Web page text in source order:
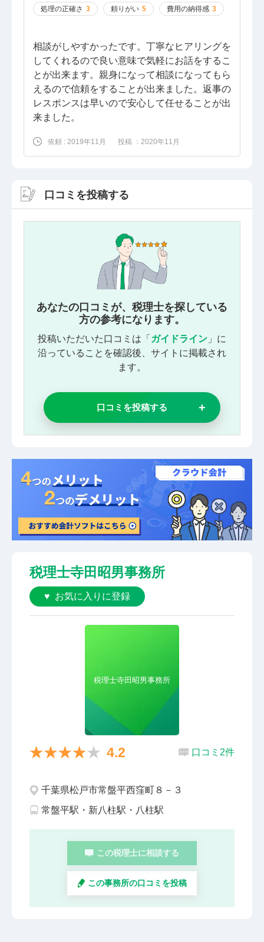
処理の正確さ 3 頼りがい 5 費用の納得感 3
相談がしやすかったです。丁寧なヒアリングを
してくれるので良い意味で気軽にお話をするこ
とが出来ます。親身になって相談になってもら
えるので信頼をすることが出来ました。返事の
レスポンスは早いので安心して任せることが出
来ました。
依頼 : 2019年11月 投稿 ：2020年11月
口コミを投稿する
あなたの口コミが、税理士を探している
方の参考になります。
投稿いただいた口コミは「 ガイドライン 」に
沿っていることを確認後、サイトに掲載され
ます。
口コミを投稿する
税理士寺田昭男事務所
お気に入りに登録
税理士寺田昭男事務所
4.2 口コミ2件
千葉県松戸市常盤平西窪町８－３
常盤平駅・新八柱駅・八柱駅
この税理士に相談する
この事務所の口コミを投稿